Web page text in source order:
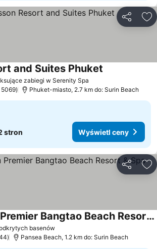
zabiegi w Serenity Spa
and Suites Phuket
5069 Phuket-miasto, 2.7 km do: Surin Beach
stron Wyświetl ceny
basenówWyświetl ceny
Best Western Premier Bangtao Beach Resort & Spa
Pansea Beach, 1.2 km do: Surin Beach